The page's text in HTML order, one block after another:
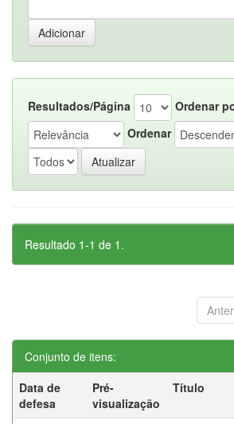
Resultados/Página
Ordenar
Ordenar
Resultado 1-1 de 1.
Conjunto de itens:
Data de
defesa
Pré-
visualização
Título